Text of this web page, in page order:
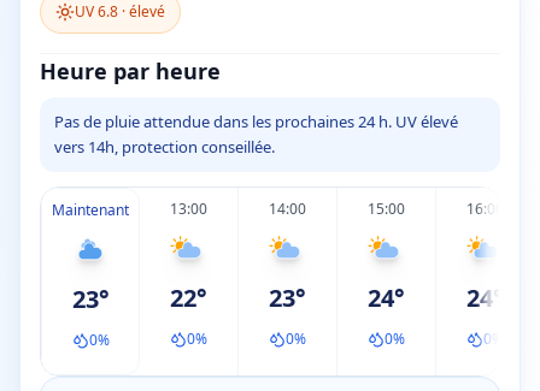
UV6.8 ·élevé
Heure par heure
Pas de pluie attendue dans les prochaines 24 h. UV élevé
vers 14h, protection conseillée.
Maintenant
23°
0%
13:00
22°
0%
14:00
23°
0%
15:00
24°
0%
16:00
24°
0